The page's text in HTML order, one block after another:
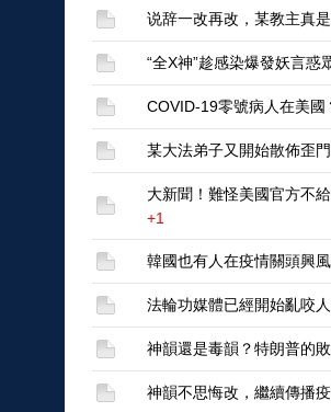
说辞一改再改，某教主真是
“全X神”趁感染爆發妖言惑
COVID-19零號病人在美國
某大法弟子又開始散佈歪
大新聞！難怪美國官方不
+1
韓國也有人在疫情關頭興
法輪功媒體已經開始亂咬
神韻還是毒韻？特朗普的
神韻不思悔改，繼續傳播